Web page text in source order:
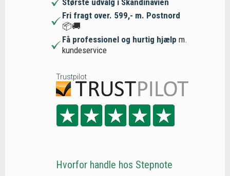
Fri fragt over. 599,- m. Postnord
📦🚚
Få professionel og hurtig hjælp m.
kundeservice
Trustpilot
Hvorfor handle hos Stepnote